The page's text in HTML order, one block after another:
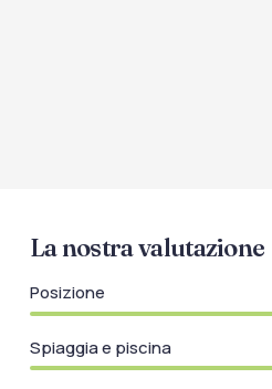
La nostra valutazione
Posizione
Spiaggia e piscina